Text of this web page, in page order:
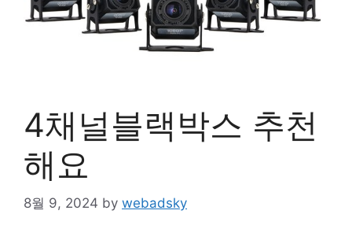
4채널블랙박스 추천
해요
8월 9, 2024 by webadsky